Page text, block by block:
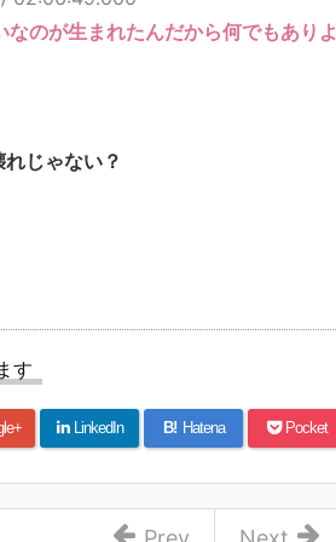
のが生まれたんだから何でもありよ
れじゃない？
す
LinkedIn B! Hatena Pocket